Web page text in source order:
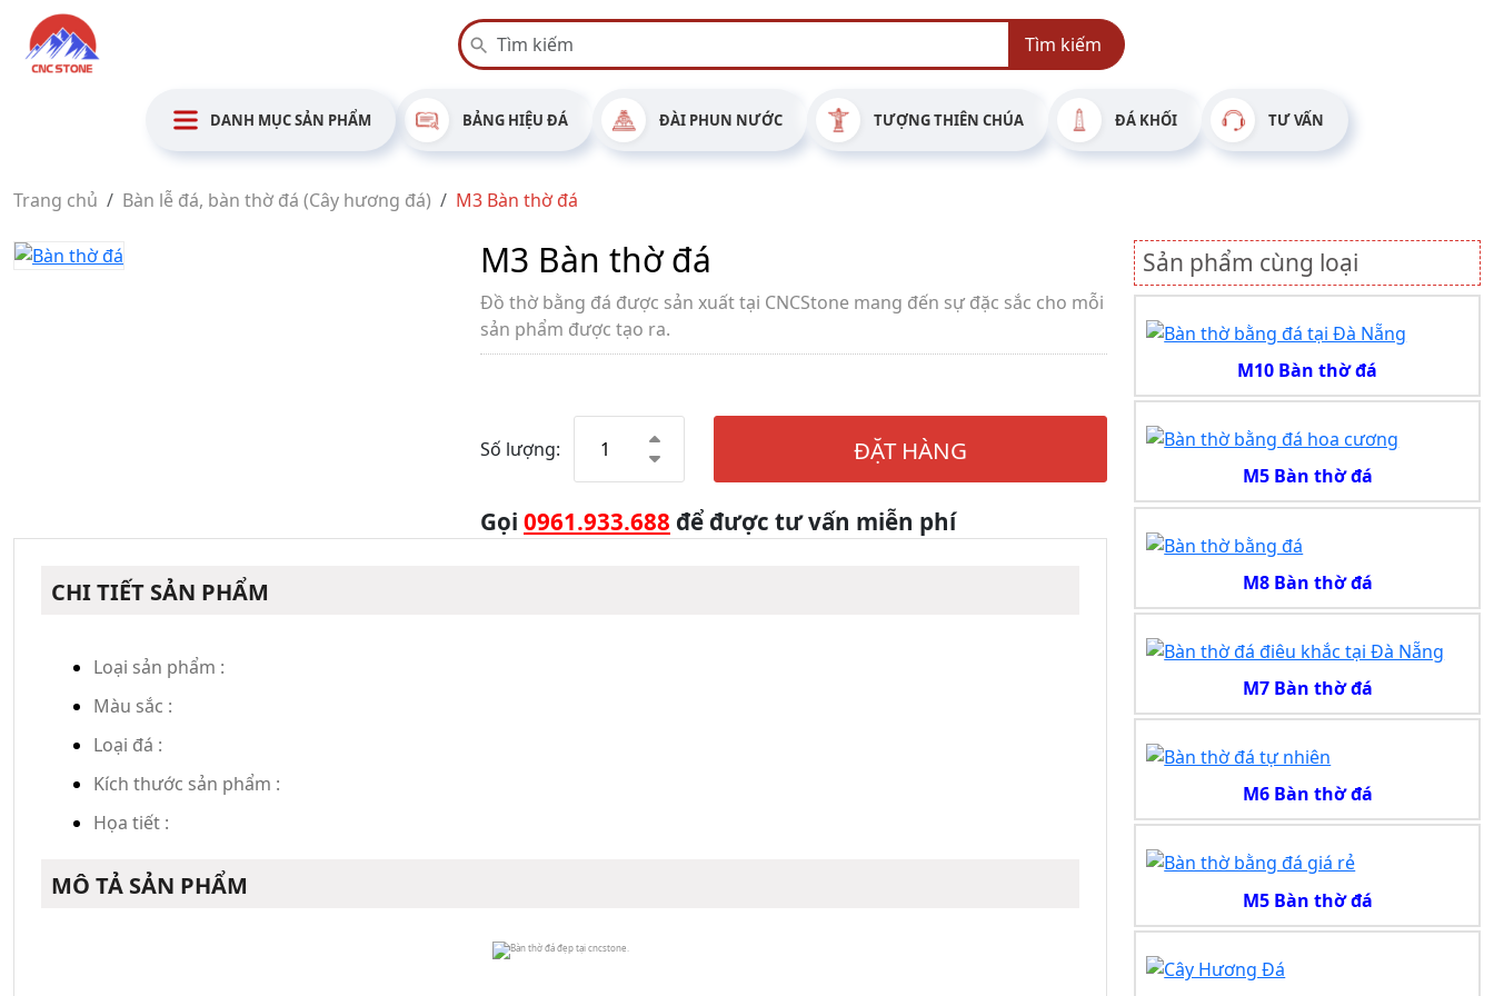
Tìm kiếm
DANH MỤC SẢN PHẨM BẢNG HIỆU ĐÁ ĐÀI PHUN NƯỚC TƯỢNG THIÊN CHÚA ĐÁ KHỐI TƯ VẤN
Trang chủ Bàn lễ đá, bàn thờ đá (Cây hương đá) M3 Bàn thờ đá
M3 Bàn thờ đá
Đồ thờ bằng đá được sản xuất tại CNCStone mang đến sự đặc sắc cho mỗi
sản phẩm được tạo ra.
Số lượng: ĐẶT HÀNG
Gọi 0961.933.688 để được tư vấn miễn phí
CHI TIẾT SẢN PHẨM
Loại sản phẩm :
Màu sắc :
Loại đá :
Kích thước sản phẩm :
Họa tiết :
MÔ TẢ SẢN PHẨM
Sản phẩm cùng loại
M10 Bàn thờ đá
M5 Bàn thờ đá
M8 Bàn thờ đá
M7 Bàn thờ đá
M6 Bàn thờ đá
M5 Bàn thờ đá